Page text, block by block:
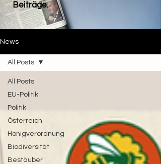
Beiträge.
News
All Posts
EU-Politik
Politik
Österreich
Honigverordnung
Biodiversität
Bestäuber
All Posts